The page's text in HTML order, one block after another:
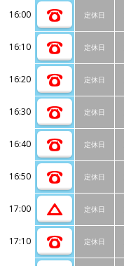
16:00 定休日
16:10 定休日
16:20 定休日
16:30 定休日
16:40 定休日
16:50 定休日
17:00 定休日
17:10 定休日